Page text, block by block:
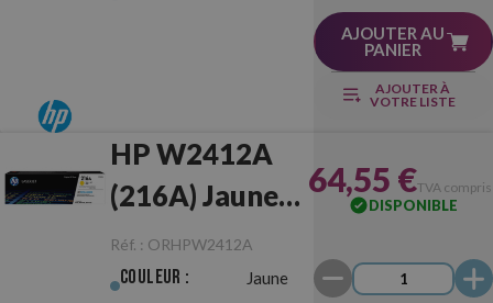
AJOUTER AU
PANIER
AJOUTER À
VOTRE LISTE
HP W2412A
(216A) Jaune
Originale
Réf. : ORHPW2412A
Couleur : Jaune
64,55 €TVA
DISPONIBLE